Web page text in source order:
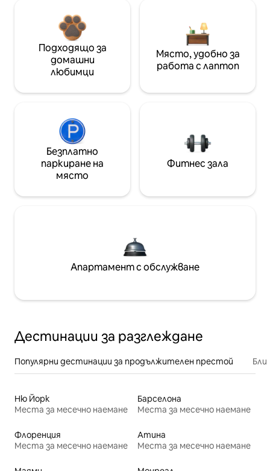
Подходящо за
домашни
любимци
Място, удобно за
работа с лаптоп
Безплатно
паркиране на
място
Фитнес зала
Апартамент с обслужване
Дестинации за разглеждане
Популярни дестинации за продължителен престой
Ню Йорк
Места за месечно наемане
Барселона
Места за месечно наемане
Флоренция
Места за месечно наемане
Атина
Места за месечно наемане